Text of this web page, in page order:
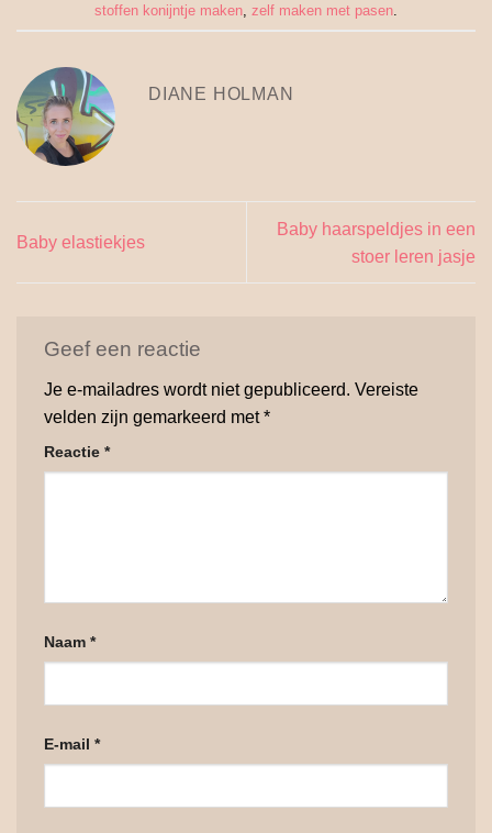
stoffen konijntje maken zelf maken met pasen
DIANE HOLMAN
Baby elastiekjes
Baby haarspeldjes in een
stoer leren jasje
Geef een reactie
Je e-mailadres wordt niet gepubliceerd. Vereiste
velden zijn gemarkeerd met*
Reactie *
Naam *
E-mail *